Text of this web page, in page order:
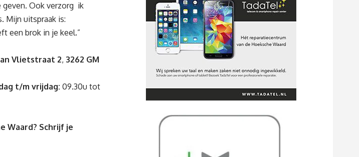
Ook verzorg ik
Mijn uitspraak is:
een brok in je keel.”
Vlietstraat 2, 3262 GM
t/m vrijdag: 09.30u tot
Waard? Schrijf je